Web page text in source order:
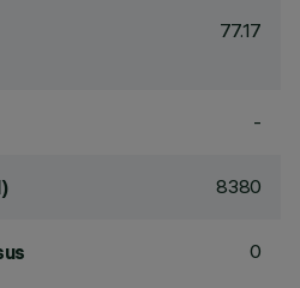
77.17
-
8380
0